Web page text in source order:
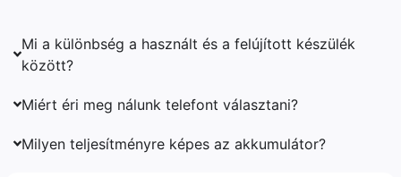
Mi a különbség a használt és a felújított készülék
között?
Miért éri meg nálunk telefont választani?
Milyen teljesítményre képes az akkumulátor?